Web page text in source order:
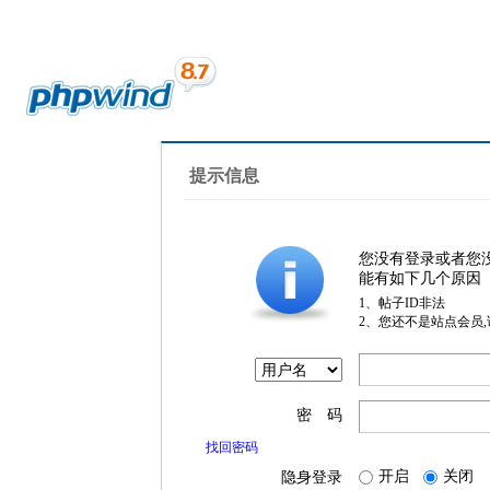
提示信息
您没有登录或者您
能有如下几个原因
1、帖子ID非法
2、您还不是站点会员
密 码
找回密码
隐身登录 开启 关闭